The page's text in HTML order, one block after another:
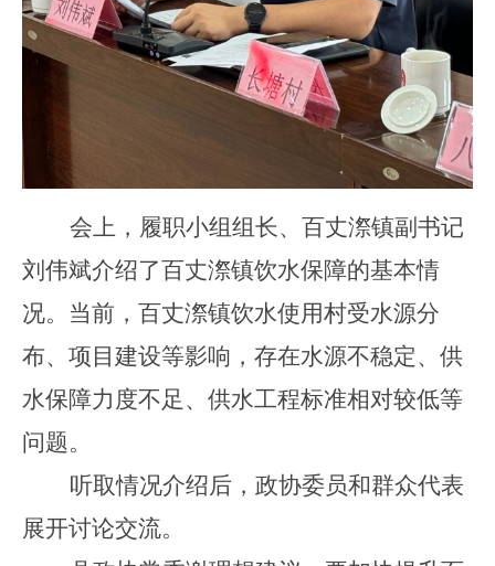
会上，履职小组组长、百丈漈镇副书记
刘伟斌介绍了百丈漈镇饮水保障的基本情
况。当前，百丈漈镇饮水使用村受水源分
布、项目建设等影响，存在水源不稳定、供
水保障力度不足、供水工程标准相对较低等
问题。
听取情况介绍后，政协委员和群众代表
展开讨论交流。